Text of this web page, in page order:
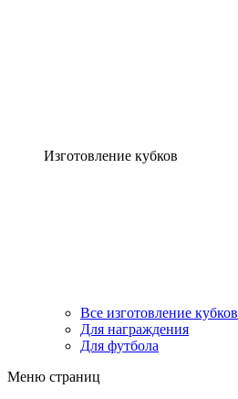
Изготовление кубков
Все изготовление кубков
Для награждения
Для футбола
Меню страниц